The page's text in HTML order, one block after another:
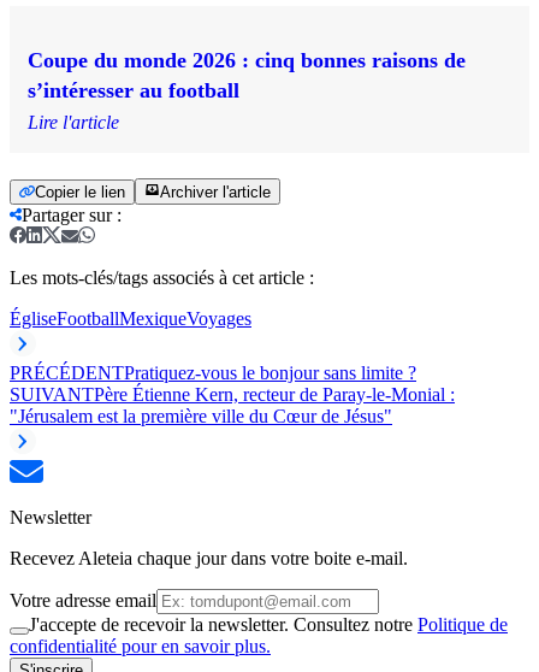
Coupe du monde 2026 : cinq bonnes raisons de
s’intéresser au football
Lire l'article
Copier le lien Archiver l'article
Partager sur:
Les mots-clés/tags associés à cet article :
ÉgliseFootballMexiqueVoyages
PRÉCÉDENTPratiquez-vous le bonjour sans limite ?
SUIVANTPère Étienne Kern, recteur de Paray-le-Monial :
"Jérusalem est la première ville du Cœur de Jésus"
Newsletter
Recevez Aleteia chaque jour dans votre boite e-mail.
Votre adresse email
J'accepte de recevoir la newsletter. Consultez notre Politique de
confidentialité pour en savoir plus.